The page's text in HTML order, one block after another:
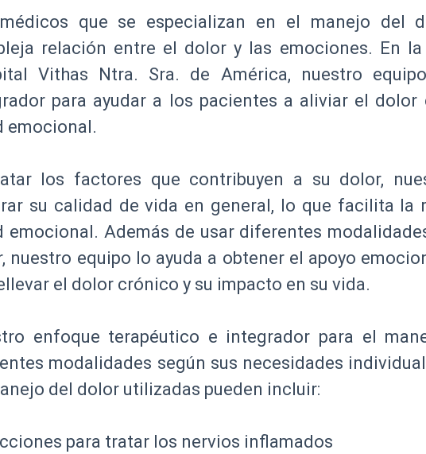
que se especializan en el manejo del
relación entre el dolor y las emociones. En
Vithas Ntra. Sra. de América, nuestro
para ayudar a los pacientes a aliviar el dolor
emocional.
los factores que contribuyen a su dolor,
su calidad de vida en general, lo que facilita la
emocional. Además de usar diferentes
nuestro equipo lo ayuda a obtener el apoyo
el dolor crónico y su impacto en su vida.
enfoque terapéutico e integrador para el
modalidades según sus necesidades
del dolor utilizadas pueden incluir:
para tratar los nervios inflamados